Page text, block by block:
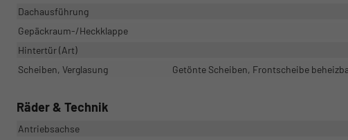
Dachausführung
Gepäckraum-/Heckklappe
Hintertür (Art)
Scheiben, Verglasung
Getönte Scheiben, Frontscheibe
Räder & Technik
Antriebsachse